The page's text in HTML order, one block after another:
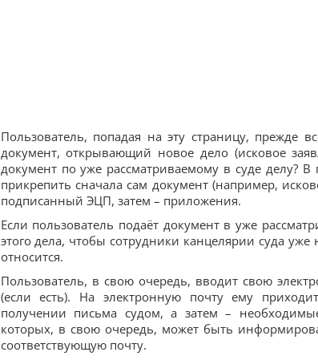
Пользователь, попадая на эту страницу, прежде
документ, открывающий новое дело (исковое
документ по уже рассматриваемому в суде делу?
прикрепить сначала сам документ (например,
подписанный ЭЦП, затем – приложения.
Если пользователь подаёт документ в уже
этого дела, чтобы сотрудники канцелярии суда
относится.
Пользователь, в свою очередь, вводит свою
(если есть). На электронную почту ему
получении письма судом, а затем –
которых, в свою очередь, может быть
соответствующую почту.